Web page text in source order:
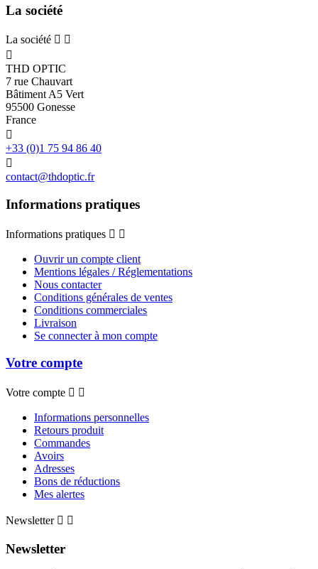
La société
La société  

THD OPTIC
7 rue Chauvart
Bâtiment A5 Vert
95500 Gonesse
France

+33 (0)1 75 94 86 40

contact@thdoptic.fr
Informations pratiques
Informations pratiques  
Ouvrir un compte client
Mentions légales / Réglementations
Nous contacter
Conditions générales de ventes
Conditions commerciales
Livraison
Se connecter à mon compte
Votre compte
Votre compte  
Informations personnelles
Retours produit
Commandes
Avoirs
Adresses
Bons de réductions
Mes alertes
Newsletter  
Newsletter